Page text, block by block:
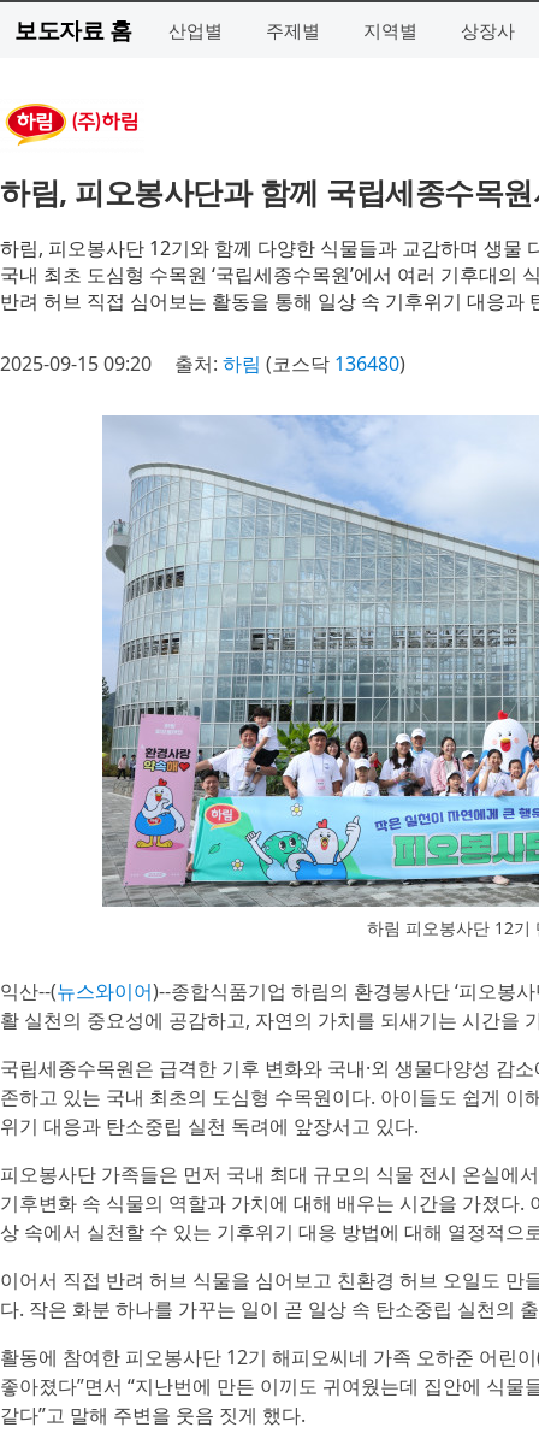
보도자료 홈 산업별 주제별 지역별 상장사
하림, 피오봉사단과 함께 국립세종수목
하림, 피오봉사단 12기와 함께 다양한 식물들과 교감하며 생물
국내 최초 도심형 수목원 ‘국립세종수목원’에서 여러 기후대의
반려 허브 직접 심어보는 활동을 통해 일상 속 기후위기 대응과
2025-09-15 09:20 출처: 하림 (코스닥 136480)
하림 피오봉사단 12기
익산--(뉴스와이어)--종합식품기업 하림의 환경봉사단 ‘피오봉
활 실천의 중요성에 공감하고, 자연의 가치를 되새기는 시간을
국립세종수목원은 급격한 기후 변화와 국내·외 생물다양성 감
존하고 있는 국내 최초의 도심형 수목원이다. 아이들도 쉽게
위기 대응과 탄소중립 실천 독려에 앞장서고 있다.
피오봉사단 가족들은 먼저 국내 최대 규모의 식물 전시 온실에
기후변화 속 식물의 역할과 가치에 대해 배우는 시간을 가졌다
상 속에서 실천할 수 있는 기후위기 대응 방법에 대해 열정적
이어서 직접 반려 허브 식물을 심어보고 친환경 허브 오일도
다. 작은 화분 하나를 가꾸는 일이 곧 일상 속 탄소중립 실천의
활동에 참여한 피오봉사단 12기 해피오씨네 가족 오하준 어린
좋아졌다”면서 “지난번에 만든 이끼도 귀여웠는데 집안에 식
같다”고 말해 주변을 웃음 짓게 했다.